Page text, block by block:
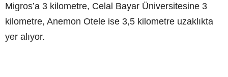
Migros’a 3 kilometre, Celal Bayar Üniversitesine 3
kilometre, Anemon Otele ise 3,5 kilometre uzaklıkta
yer alıyor.